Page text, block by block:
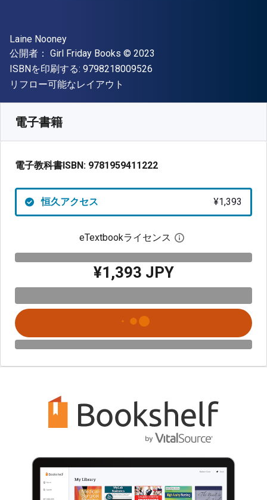
著者
Laine Nooney
出版社
公開者： Girl Friday Books 著作権
© 2023
ISBNを印刷する: 9798218009526
形式
リフロー可能なレイアウト
電子書籍
電子教科書ISBN: 9781959411222
恒久アクセス ¥1,393
eTextbookライセンス デジタルライセン
¥1,393 JPY